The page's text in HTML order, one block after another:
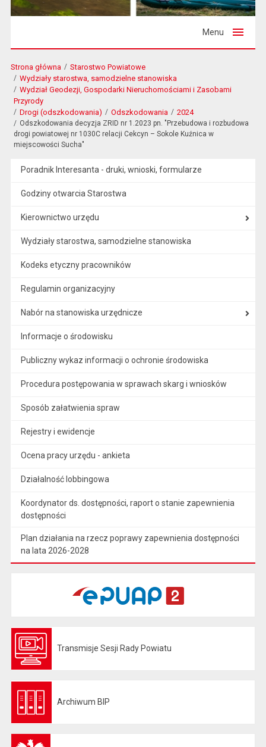
Menu
Strona główna
Starostwo Powiatowe
Wydziały starostwa, samodzielne stanowiska
Wydział Geodezji, Gospodarki Nieruchomościami i Zasobami
Przyrody
Drogi (odszkodowania)
Odszkodowania 2024
Odszkodowania decyzja ZRID nr 1.2023 pn. "Przebudowa i rozbudowa
drogi powiatowej nr 1030C relacji Cekcyn – Sokole Kuźnica w
miejscowości Sucha"
Poradnik Interesanta - druki, wnioski, formularze
Godziny otwarcia Starostwa
Kierownictwo urzędu
Wydziały starostwa, samodzielne stanowiska
Kodeks etyczny pracowników
Regulamin organizacyjny
Nabór na stanowiska urzędnicze
Informacje o środowisku
Publiczny wykaz informacji o ochronie środowiska
Procedura postępowania w sprawach skarg i wniosków
Sposób załatwienia spraw
Rejestry i ewidencje
Ocena pracy urzędu - ankieta
Działalność lobbingowa
Koordynator ds. dostępności, raport o stanie zapewnienia
dostępności
Plan działania na rzecz poprawy zapewnienia dostępności
na lata 2026-2028
Transmisje Sesji Rady Powiatu
Archiwum BIP